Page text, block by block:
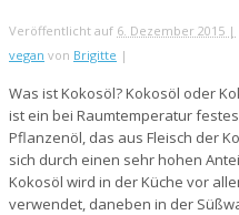
Veröffentlicht auf 6. Dezember 2015 |
vegan von Brigitte |
Was ist Kokosöl? Kokosöl oder
ist ein bei Raumtemperatur
Pflanzenöl, das aus Fleisch der
sich durch einen sehr hohen
Kokosöl wird in der Küche vor
verwendet, daneben in der